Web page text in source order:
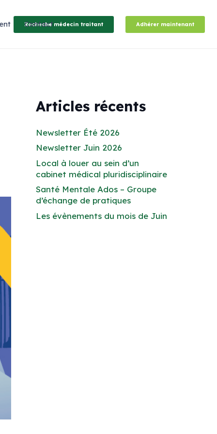
Contact
Recheche médecin traitant Adhérer maintenant
Articles récents
Newsletter Été 2026
Newsletter Juin 2026
Local à louer au sein d’un
cabinet médical pluridisciplinaire
Santé Mentale Ados – Groupe
d’échange de pratiques
Les évènements du mois de Juin